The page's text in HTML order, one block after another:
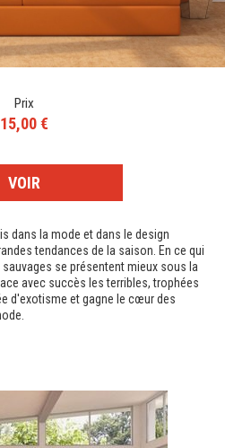
Prix
15,00 €
VOIR
dans la mode et dans le design
tendances de la saison. En ce qui
se présentent mieux sous la
avec succès les terribles, trophées
d'exotisme et gagne le cœur des